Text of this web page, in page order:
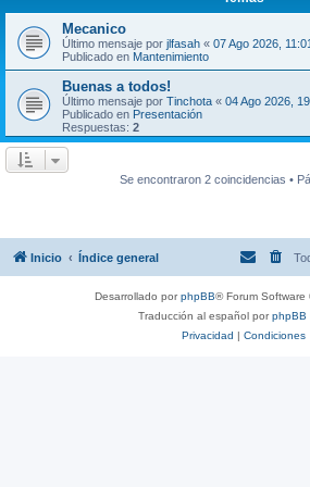
Mecanico
Último mensaje por jlfasah « 07 Ago 2026, 11:01
Publicado en Mantenimiento
Buenas a todos!
Último mensaje por Tinchota « 04 Ago 2026,
Publicado en Presentación
Respuestas: 2
Se encontraron 2 coincidencias •
Inicio Índice general
Desarrollado porphpBB® Forum Software
Traducción al español porphpBB
Privacidad | Condiciones